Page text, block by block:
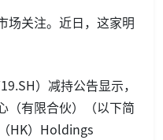
场关注。近日，这家明
）减持公告显示，
（有限合伙）（以下简
HK）Holdings